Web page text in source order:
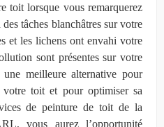
toit lorsque vous remarquerez
tâches blanchâtres sur votre
et les lichens ont envahi votre
sont présentes sur votre
meilleure alternative pour
toit et pour optimiser sa
de peinture de toit de la
vous aurez l’opportunité